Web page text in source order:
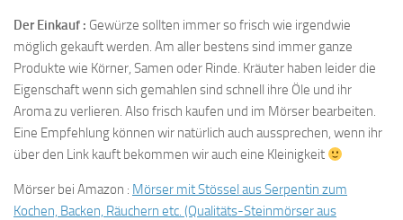
Der Einkauf : Gewürze sollten immer so frisch wie irgendwie
möglich gekauft werden. Am aller bestens sind immer ganze
Produkte wie Körner, Samen oder Rinde. Kräuter haben leider die
Eigenschaft wenn sich gemahlen sind schnell ihre Öle und ihr
Aroma zu verlieren. Also frisch kaufen und im Mörser bearbeiten.
Eine Empfehlung können wir natürlich auch aussprechen, wenn ihr
über den Link kauft bekommen wir auch eine Kleinigkeit
Mörser bei Amazon : Mörser mit Stössel aus Serpentin zum
Kochen, Backen, Räuchern etc. (Qualitäts-Steinmörser aus